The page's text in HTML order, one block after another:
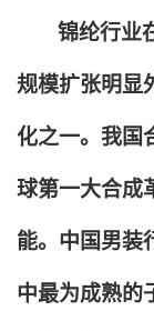
锦纶行业
规模扩张明显
化之一。我国
球第一大合成
能。中国男装
中最为成熟的